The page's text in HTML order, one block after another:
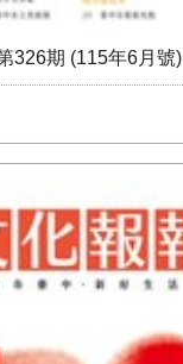
326期 (115年6月號)